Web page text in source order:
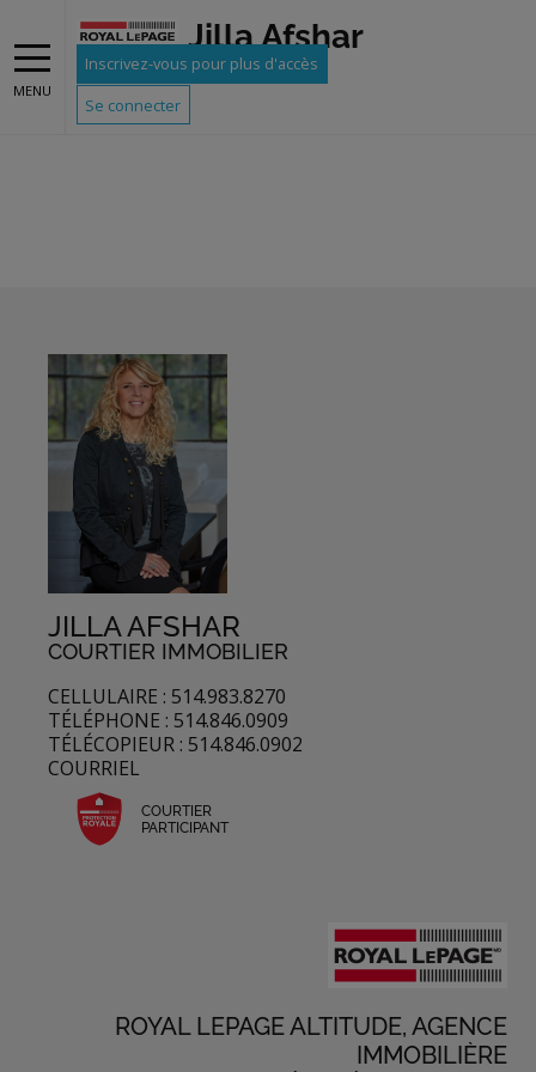
MENU
Jilla Afshar
Inscrivez-vous pour plus d'accès
Se connecter
JILLA AFSHAR
COURTIER IMMOBILIER
CELLULAIRE : 514.983.8270
TÉLÉPHONE : 514.846.0909
TÉLÉCOPIEUR : 514.846.0902
COURRIEL
COURTIER
PARTICIPANT
ROYAL LEPAGE ALTITUDE, AGENCE
IMMOBILIÈRE